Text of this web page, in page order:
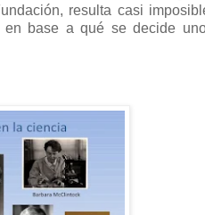
resulta casi
base a qué se decide